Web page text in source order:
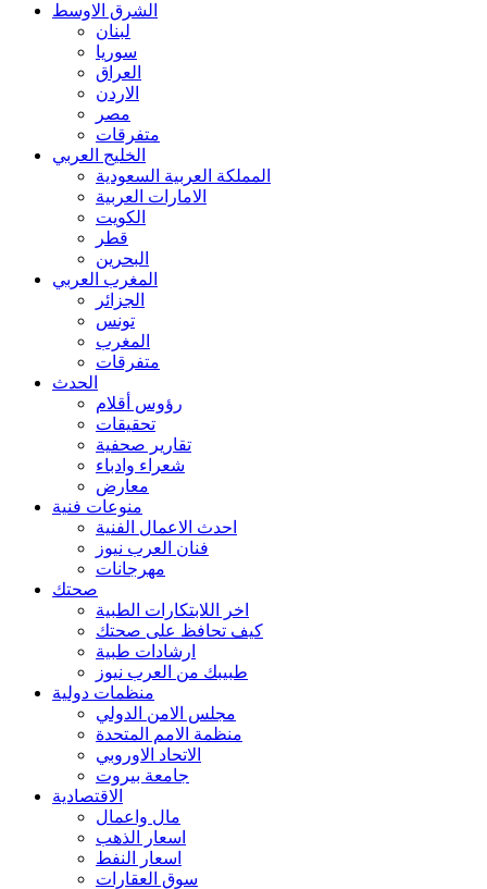
الشرق الاوسط
لبنان
سوريا
العراق
الاردن
مصر
متفرقات
الخليج العربي
المملكة العربية السعودية
الامارات العربية
الكويت
قطر
البحرين
المغرب العربي
الجزائر
تونس
المغرب
متفرقات
الحدث
رؤوس أقلام
تحقيقات
تقارير صحفية
شعراء وادباء
معارض
منوعات فنية
احدث الاعمال الفنية
فنان العرب نيوز
مهرجانات
صحتك
اخر اللابتكارات الطبية
كيف تحافظ على صحتك
ارشادات طبية
طبيبك من العرب نيوز
منظمات دولية
مجلس الامن الدولي
منظمة الامم المتحدة
الاتحاد الاوروبي
جامعة بيروت
الاقتصادية
مال واعمال
اسعار الذهب
اسعار النفط
سوق العقارات